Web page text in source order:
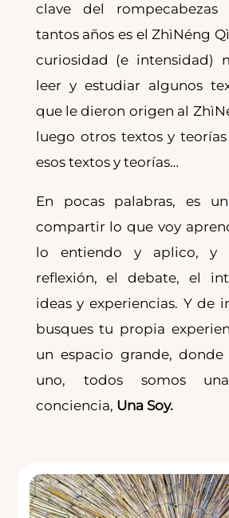
clave del
tantos años es el ZhìNéng
curiosidad (e intensidad)
leer y estudiar algunos
que le dieron origen al
luego otros textos y
esos textos y teorías…
En pocas palabras, es
compartir lo que voy
lo entiendo y aplico, y
reflexión, el debate, el
ideas y experiencias. Y de
busques tu propia
un espacio grande,
uno, todos somos
conciencia, Una Soy.